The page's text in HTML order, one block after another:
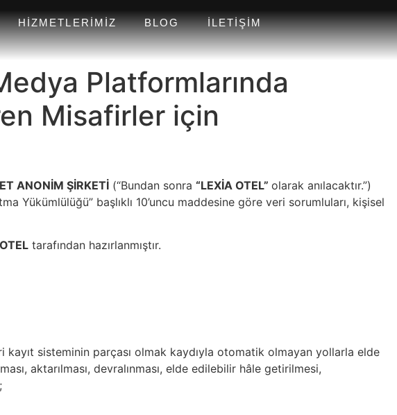
HIZMETLERIMIZ BLOG İLETIŞIM
Platformlarında
Misafirler için
ANONİM ŞİRKETİ (“Bundan sonra “LEXİA OTEL” olarak anılacaktır.”)
Yükümlülüğü” başlıklı 10’uncu maddesine göre veri sorumluları, kişisel
tarafından hazırlanmıştır.
sisteminin parçası olmak kaydıyla otomatik olmayan yollarla elde
aktarılması, devralınması, elde edilebilir hâle getirilmesi,